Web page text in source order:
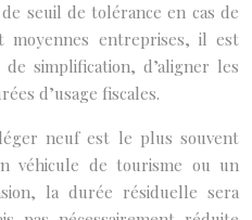
seuil de tolérance en cas de
entreprises, il est
simplification, d’aligner les
d’usage fiscales.
neuf est le plus souvent
véhicule de tourisme ou un
la durée résiduelle sera